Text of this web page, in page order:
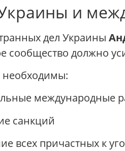
и
дел Украины
сообщество должно
необходимы:
международные
санкций
всех причастных к